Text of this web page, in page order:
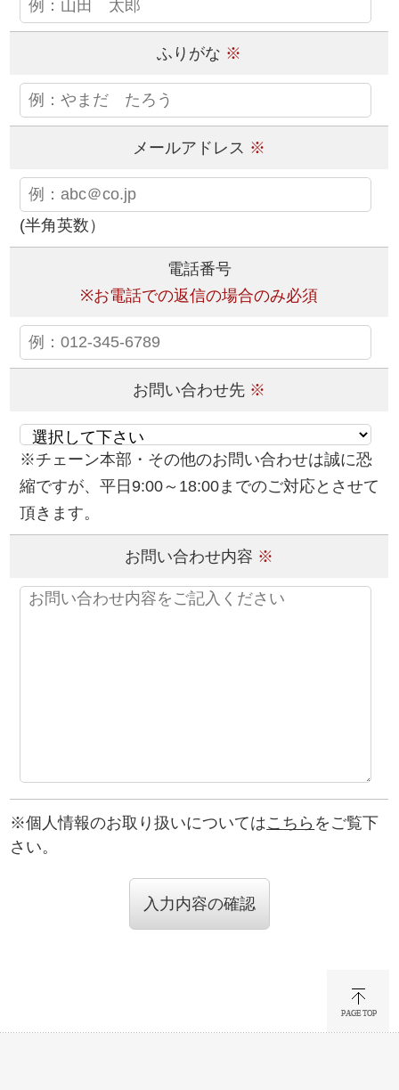
ふりがな ※
メールアドレス ※
(半角英数）
電話番号
※お電話での返信の場合のみ必須
お問い合わせ先 ※
※チェーン本部・その他のお問い合わせは誠に恐
縮ですが、平日9:00～18:00までのご対応とさせて
頂きます。
お問い合わせ内容 ※
※個人情報のお取り扱いについてはこちら をご覧下
さい。
入力内容の確認